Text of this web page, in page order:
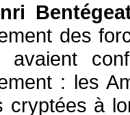
des
avaient
: les
cryptées à